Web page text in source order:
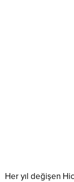
Her yıl değişen